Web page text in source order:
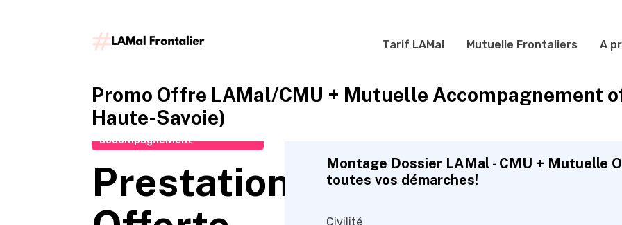
Tarif LAMal Mutuelle Frontaliers A
Promo Offre LAMal/CMU + Mutuelle Accompagnement
Haute-Savoie)
Demander un
accompagnement
Prestation
Montage Dossier LAMal - CMU + Mutuelle
toutes vos démarches!
Civilité